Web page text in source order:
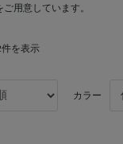
用意しています。
を表示
カラー